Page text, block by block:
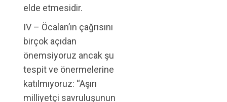
elde etmesidir.
IV – Öcalan’ın çağrısını
birçok açıdan
önemsiyoruz ancak şu
tespit ve önermelerine
katılmıyoruz: “Aşırı
milliyetçi savruluşunun